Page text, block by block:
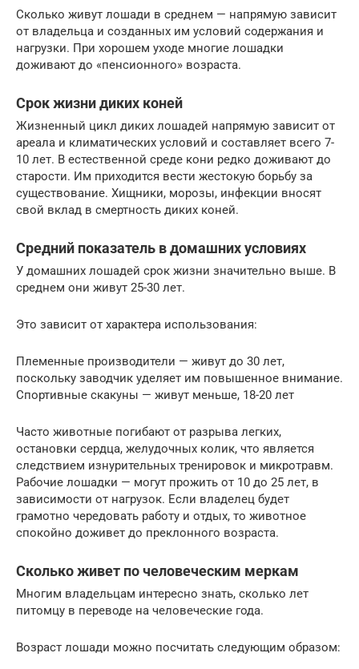
Сколько живут лошади в среднем — напрямую зависит
от владельца и созданных им условий содержания и
нагрузки. При хорошем уходе многие лошадки
доживают до «пенсионного» возраста.
Срок жизни диких коней
Жизненный цикл диких лошадей напрямую зависит от
ареала и климатических условий и составляет всего 7-
10 лет. В естественной среде кони редко доживают до
старости. Им приходится вести жестокую борьбу за
существование. Хищники, морозы, инфекции вносят
свой вклад в смертность диких коней.
Средний показатель в домашних условиях
У домашних лошадей срок жизни значительно выше. В
среднем они живут 25-30 лет.
Это зависит от характера использования:
Племенные производители — живут до 30 лет,
поскольку заводчик уделяет им повышенное внимание.
Спортивные скакуны — живут меньше, 18-20 лет
Часто животные погибают от разрыва легких,
остановки сердца, желудочных колик, что является
следствием изнурительных тренировок и микротравм.
Рабочие лошадки — могут прожить от 10 до 25 лет, в
зависимости от нагрузок. Если владелец будет
грамотно чередовать работу и отдых, то животное
спокойно доживет до преклонного возраста.
Сколько живет по человеческим меркам
Многим владельцам интересно знать, сколько лет
питомцу в переводе на человеческие года.
Возраст лошади можно посчитать следующим образом: